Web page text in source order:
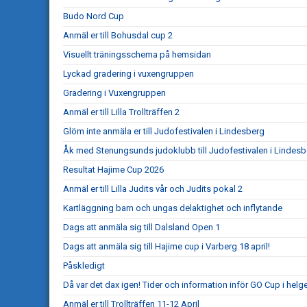
Budo Nord Cup
Anmäl er till Bohusdal cup 2
Visuellt träningsschema på hemsidan
Lyckad gradering i vuxengruppen
Gradering i Vuxengruppen
Anmäl er till Lilla Trollträffen 2
Glöm inte anmäla er till Judofestivalen i Lindesberg
Åk med Stenungsunds judoklubb till Judofestivalen i
Resultat Hajime Cup 2026
Anmäl er till Lilla Judits vår och Judits pokal 2
Kartläggning barn och ungas delaktighet och inflytande
Dags att anmäla sig till Dalsland Open 1
Dags att anmäla sig till Hajime cup i Varberg 18 april!
Påskledigt
Då var det dax igen! Tider och information inför GO Cup i
Anmäl er till Trollträffen 11-12 April